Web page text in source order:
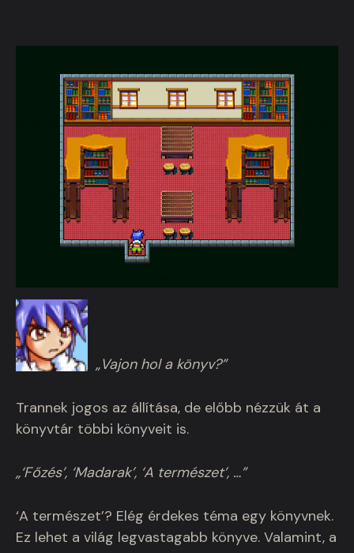
„Vajon hol a könyv?”
Trannek jogos az állítása, de előbb nézzük át a
könyvtár többi könyveit is.
„‘Főzés’, ‘Madarak’, ‘A természet’, …”
‘A természet’? Elég érdekes téma egy könyvnek.
Ez lehet a világ legvastagabb könyve. Valamint, a